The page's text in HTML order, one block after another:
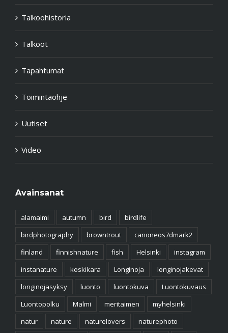
Talkoohistoria
Talkoot
Tapahtumat
Toimintaohje
Uutiset
Video
Avainsanat
alamalmi autumn bird
birdlife
birdphotography
browntrout
canoneos7dmark2
finland
finnishnature fish Helsinki
instagram
instanature
koskikara Longinoja
longinojakevat
longinojasyksy
luonto luontokuva
Luontokuvaus
Luontopolku
Malmi meritaimen
myhelsinki
natur
nature naturelovers
naturephoto